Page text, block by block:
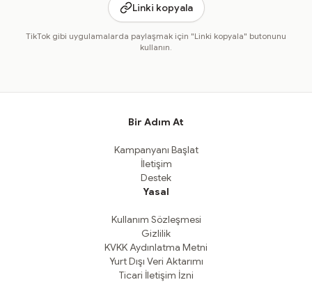
Linki kopyala
TikTok gibi uygulamalarda paylaşmak için "Linki kopyala" butonunu
kullanın.
Bir Adım At
Kampanyanı Başlat
İletişim
Destek
Yasal
Kullanım Sözleşmesi
Gizlilik
KVKK Aydınlatma Metni
Yurt Dışı Veri Aktarımı
Ticari İletişim İzni